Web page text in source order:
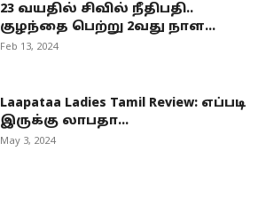
23 வயதில் சிவில் நீதிபதி..
குழந்தை பெற்று 2வது நாள...
Feb 13, 2024
Laapataa Ladies Tamil Review: எப்படி
இருக்கு லாபதா...
May 3, 2024